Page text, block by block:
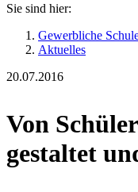
Sie sind hier:
Gewerbliche
Aktuelles
20.07.2016
Von
gestaltet